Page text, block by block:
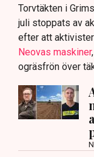
Torvtäkten i
juli stoppats av
efter att
Neovas maskiner
ogräsfrön över